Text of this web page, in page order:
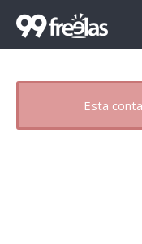
Esta